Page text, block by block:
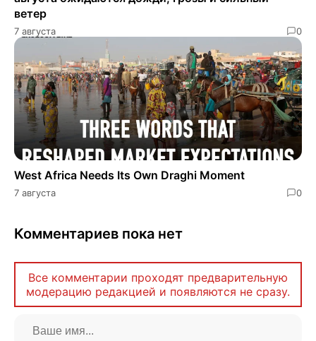
ветер
7 августа 0
West Africa Needs Its Own Draghi Moment
7 августа 0
Комментариев пока нет
Все комментарии проходят предварительную
модерацию редакцией и появляются не сразу.